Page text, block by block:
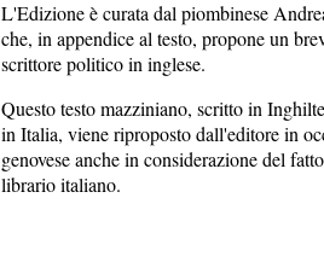
L'Edizione è curata dal piombinese
che, in appendice al testo, propone un
scrittore politico in inglese.
Questo testo mazziniano, scritto in
in Italia, viene riproposto dall'editore in
genovese anche in considerazione del
librario italiano.